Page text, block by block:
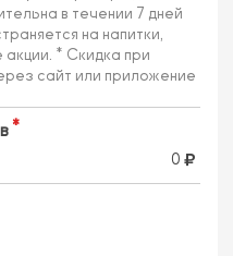
в течении 7 дней
на напитки,
* Скидка при
сайт или приложение
0